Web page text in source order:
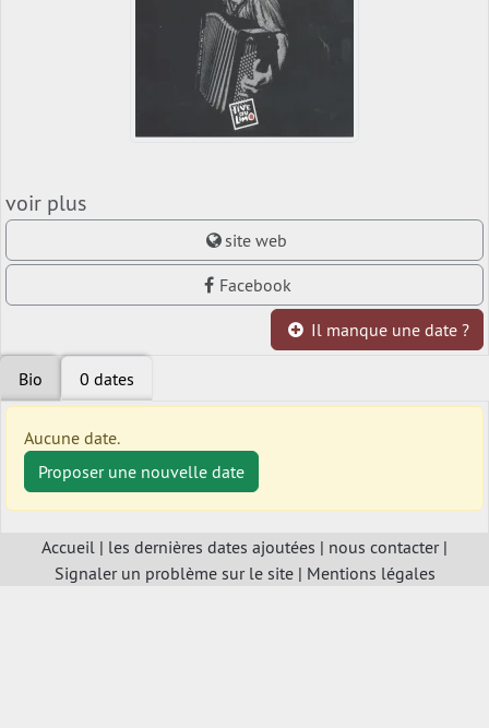
voir plus
site web
Facebook
Il manque une date ?
Bio 0 dates
Aucune date.
Proposer une nouvelle date
Accueil | les dernières dates ajoutées | nous contacter|
Signaler un problème sur le site| Mentions légales